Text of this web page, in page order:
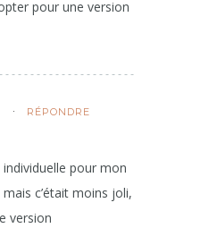
pour une version
RÉPONDRE
individuelle pour mon
c’était moins joli,
version